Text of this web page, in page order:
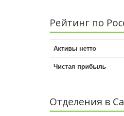
Рейтинг по
Активы нетто
Чистая прибыль
Отделения в